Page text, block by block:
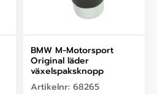
BMW M-Motorsport
Original läder
växelspaksknopp
Artikelnr: 68265